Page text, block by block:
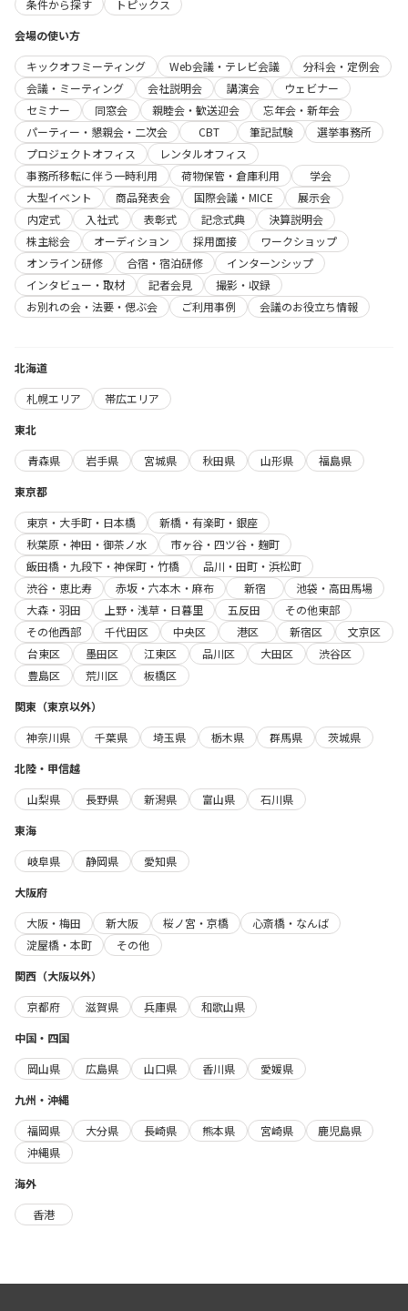
条件から探す
トピックス
会場の使い方
キックオフミーティング
Web会議・テレビ会議
分科会・定例会
会議・ミーティング
会社説明会 講演会
ウェビナー
セミナー
同窓会 親睦会・歓送迎会
忘年会・新年会
パーティー・懇親会・二次会
CBT 筆記試験
選挙事務所
プロジェクトオフィス
レンタルオフィス
事務所移転に伴う一時利用
荷物保管・倉庫利用
学会
大型イベント
商品発表会 国際会議・MICE
展示会
内定式
入社式 表彰式 記念式典
決算説明会
株主総会
オーディション 採用面接
ワークショップ
オンライン研修
合宿・宿泊研修
インターンシップ
インタビュー・取材
記者会見
撮影・収録
お別れの会・法要・偲ぶ会
ご利用事例 会議のお役立ち情報
北海道
札幌エリア
帯広エリア
東北
青森県
岩手県 宮城県 秋田県 山形県
福島県
東京都
東京・大手町・日本橋
新橋・有楽町・銀座
秋葉原・神田・御茶ノ水
市ヶ谷・四ツ谷・麹町
飯田橋・九段下・神保町・竹橋
品川・田町・浜松町
渋谷・恵比寿
赤坂・六本木・麻布 新宿
池袋・高田馬場
大森・羽田
上野・浅草・日暮里 五反田
その他東部
その他西部
千代田区 中央区 港区 新宿区
文京区
台東区
墨田区 江東区 品川区 大田区
渋谷区
豊島区
荒川区
板橋区
関東（東京以外）
神奈川県
千葉県 埼玉県 栃木県 群馬県
茨城県
北陸・甲信越
山梨県
長野県 新潟県 富山県
石川県
東海
岐阜県
静岡県
愛知県
大阪府
大阪・梅田
新大阪 桜ノ宮・京橋
心斎橋・なんば
淀屋橋・本町
その他
関西（大阪以外）
京都府
滋賀県 兵庫県
和歌山県
中国・四国
岡山県
広島県 山口県 香川県
愛媛県
九州・沖縄
福岡県
大分県 長崎県 熊本県 宮崎県
鹿児島県
沖縄県
海外
香港